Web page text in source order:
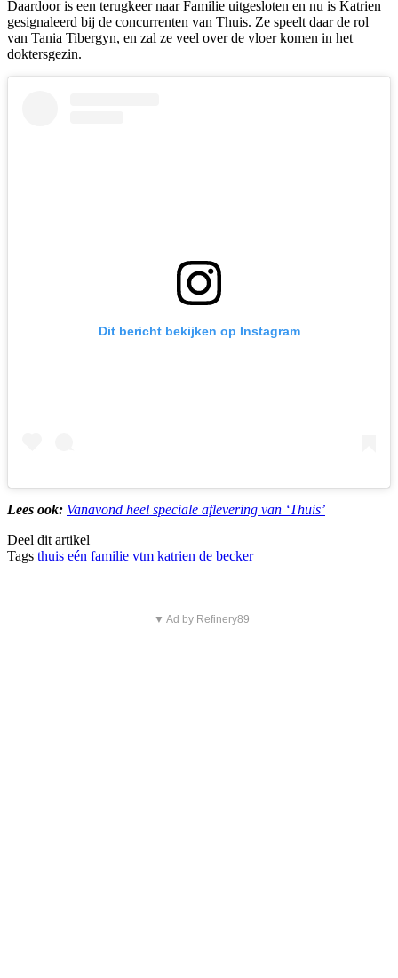
Daardoor is een terugkeer naarFamilie uitgesloten en nu is Katrien
gesignaleerd bij de concurrenten van Thuis. Ze speelt daar de rol
van Tania Tibergyn, en zal ze veel over de vloer komen in het
doktersgezin.
Dit bericht bekijken op Instagram
Lees ook: Vanavond heel speciale aflevering van ‘Thuis’
Deel dit artikel
Tags thuis eén familie vtm katrien de becker
▼ Ad by Refinery89